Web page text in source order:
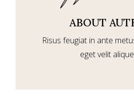
ABOUT
Risus feugiat in ante
eget velit